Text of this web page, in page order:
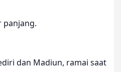
panjang.
dan Madiun, ramai saat